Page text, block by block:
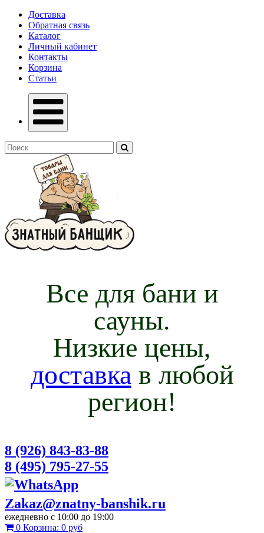
Доставка
Обратная связь
Каталог
Личный кабинет
Контакты
Корзина
Статьи
Все для бани и
сауны.
Низкие цены,
доставка в любой
регион!
8 (926) 843-83-88
8 (495) 795-27-55
Zakaz@znatny-banshik.ru
ежедневно с 10:00 до 19:00
0 Корзина: 0 руб